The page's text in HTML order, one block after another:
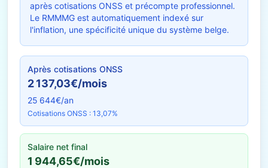
après cotisations ONSS et précompte professionnel.
Le RMMMG est automatiquement indexé sur
l'inflation, une spécificité unique du système belge.
Après cotisations ONSS
2 137,03€/mois
25 644€/an
Cotisations ONSS : 13,07%
Salaire net final
1 944,65€/mois